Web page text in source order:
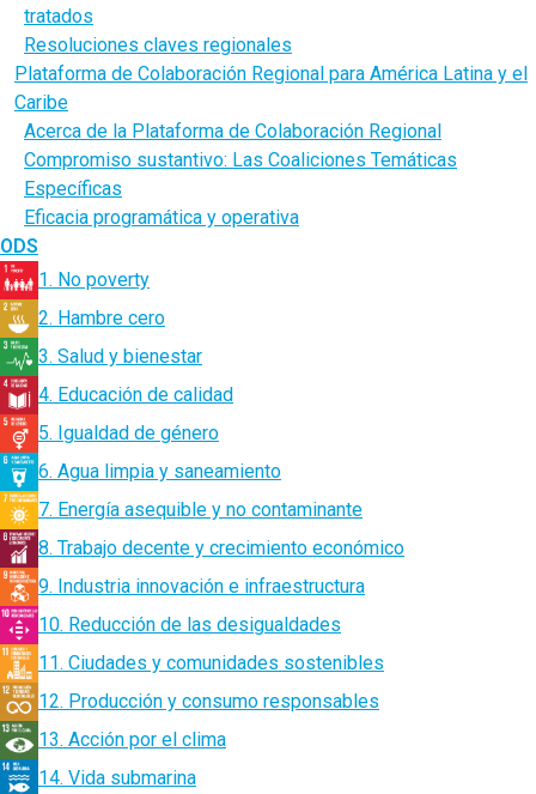
tratados
Resoluciones claves regionales
Plataforma de Colaboración Regional para América Latina y el
Caribe
Acerca de la Plataforma de Colaboración Regional
Compromiso sustantivo: Las Coaliciones Temáticas
Específicas
Eficacia programática y operativa
ODS
1. No poverty
2. Hambre cero
3. Salud y bienestar
4. Educación de calidad
5. Igualdad de género
6. Agua limpia y saneamiento
7. Energía asequible y no contaminante
8. Trabajo decente y crecimiento económico
9. Industria innovación e infraestructura
10. Reducción de las desigualdades
11. Ciudades y comunidades sostenibles
12. Producción y consumo responsables
13. Acción por el clima
14. Vida submarina